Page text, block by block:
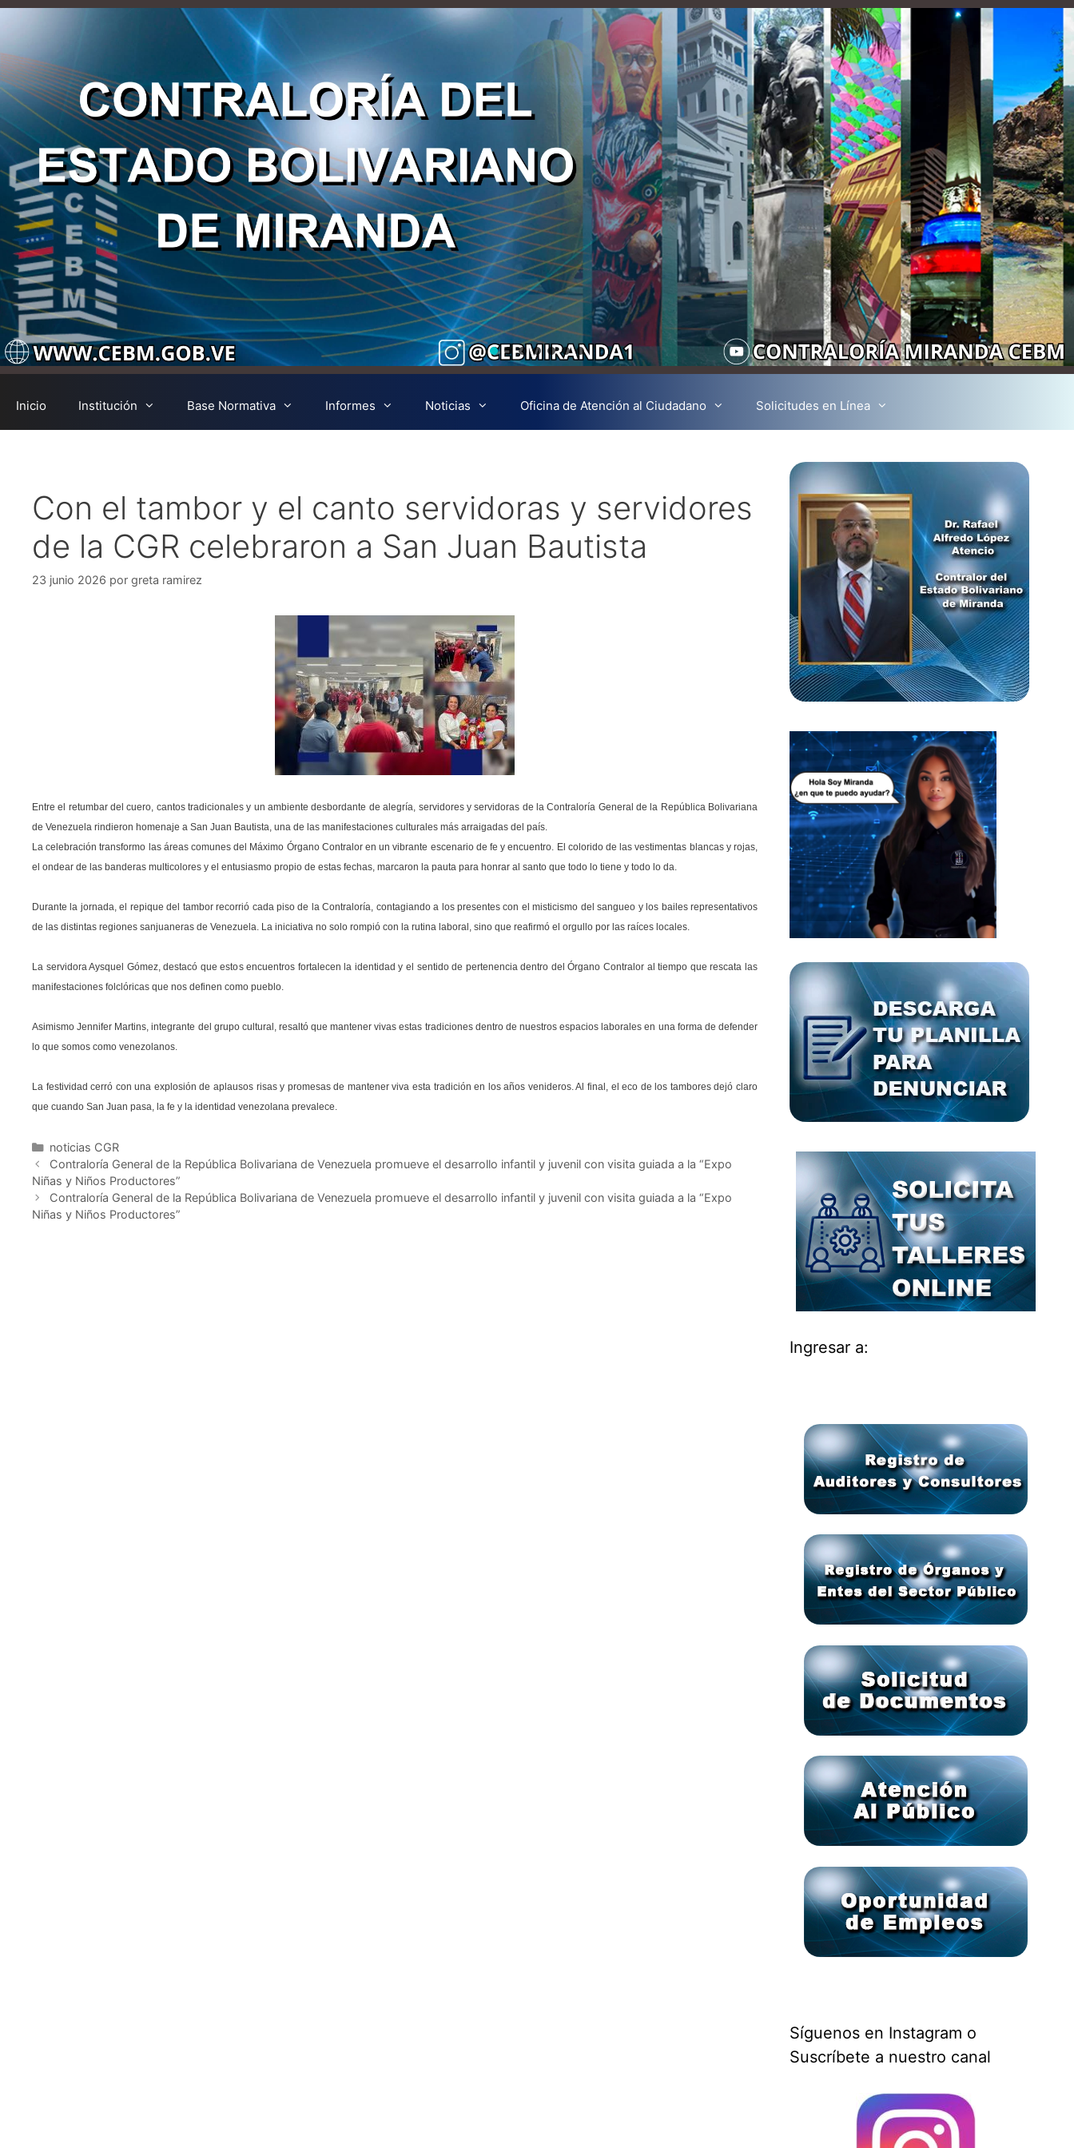
Inicio Institución Base Normativa Informes Noticias Oficina de Atención al Ciudadano Solicitudes en Línea
Con el tambor y el canto servidoras y servidores
de la CGR celebraron a San Juan Bautista
23 junio 2026 por greta ramirez
Entre el retumbar del cuero, cantos tradicionales y un ambiente desbordante de alegría, servidores y servidoras de la Contraloría General de la República Bolivariana
de Venezuela rindieron homenaje a San Juan Bautista, una de las manifestaciones culturales más arraigadas del país.
La celebración transformo las áreas comunes del Máximo Órgano Contralor en un vibrante escenario de fe y encuentro. El colorido de las vestimentas blancas y rojas,
el ondear de las banderas multicolores y el entusiasmo propio de estas fechas, marcaron la pauta para honrar al santo que todo lo tiene y todo lo da.
Durante la jornada, el repique del tambor recorrió cada piso de la Contraloría, contagiando a los presentes con el misticismo del sangueo y los bailes representativos
de las distintas regiones sanjuaneras de Venezuela. La iniciativa no solo rompió con la rutina laboral, sino que reafirmó el orgullo por las raíces locales.
La servidora Aysquel Gómez, destacó que estos encuentros fortalecen la identidad y el sentido de pertenencia dentro del Órgano Contralor al tiempo que rescata las
manifestaciones folclóricas que nos definen como pueblo.
Asimismo Jennifer Martins, integrante del grupo cultural, resaltó que mantener vivas estas tradiciones dentro de nuestros espacios laborales en una forma de defender
lo que somos como venezolanos.
La festividad cerró con una explosión de aplausos risas y promesas de mantener viva esta tradición en los años venideros. Al final, el eco de los tambores dejó claro
que cuando San Juan pasa, la fe y la identidad venezolana prevalece.
noticias CGR
Contraloría General de la República Bolivariana de Venezuela promueve el desarrollo infantil y juvenil con visita guiada a la “Expo
Niñas y Niños Productores”
Contraloría General de la República Bolivariana de Venezuela promueve el desarrollo infantil y juvenil con visita guiada a la “Expo
Niñas y Niños Productores”
Ingresar a:
Síguenos en Instagram o
Suscríbete a nuestro canal